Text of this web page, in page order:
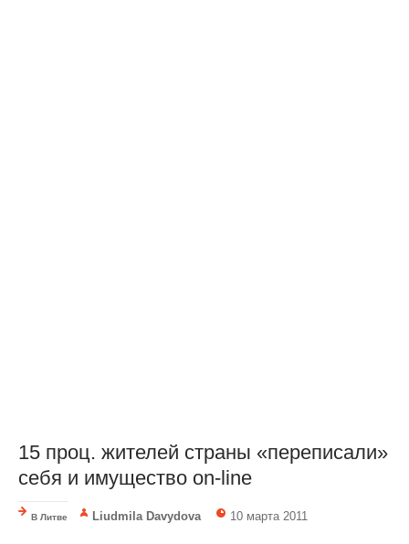
15 проц. жителей страны «переписали»
себя и имущество on-line
В Литве Liudmila Davydova 10 марта 2011